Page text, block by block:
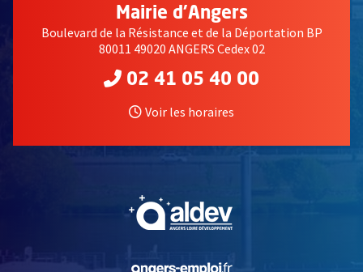
Mairie d'Angers
Boulevard de la Résistance et de la Déportation BP
80011 49020 ANGERS Cedex 02
02 41 05 40 00
Voir les horaires